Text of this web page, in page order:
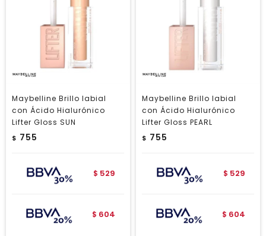
Maybelline Brillo labial
con Ácido Hialurónico
Lifter Gloss SUN
$ 755
$ 529
$ 604
Maybelline Brillo labial
con Ácido Hialurónico
Lifter Gloss PEARL
$ 755
$ 529
$ 604